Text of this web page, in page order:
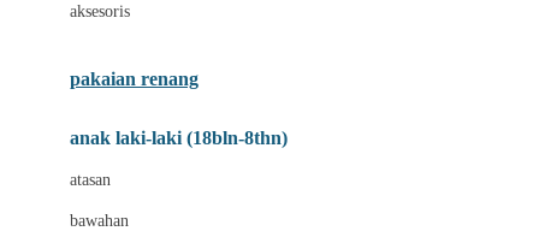
Bugaboo
C
aksesoris
pakaian renang
anak laki-laki (18bln-8thn)
atasan
bawahan